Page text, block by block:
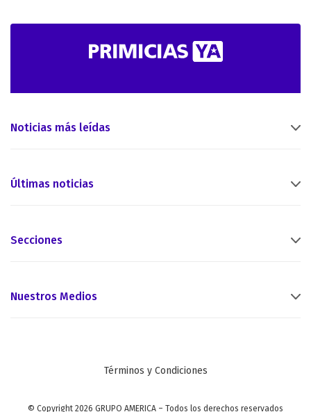
Noticias más leídas
Últimas noticias
Secciones
Nuestros Medios
Términos y Condiciones
© Copyright 2026 GRUPO AMERICA – Todos los derechos reservados